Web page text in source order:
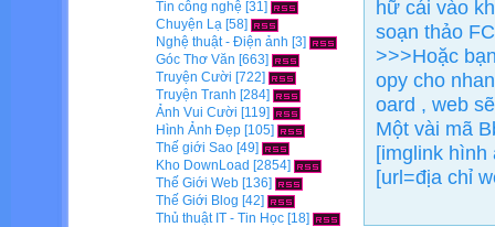
hữ cái vào
soạn thảo
>>>Hoặc
opy cho
oard , web
Một vài mã
[imglink hình
[url=địa chỉ
Tin công nghệ [31]
Chuyện Lạ [58]
Nghệ thuật - Điện ảnh [3]
Góc Thơ Văn [663]
Truyện Cười [722]
Truyện Tranh [284]
Ảnh Vui Cười [119]
Hình Ảnh Đẹp [105]
Thế giới Sao [49]
Kho DownLoad [2854]
Thế Giới Web [136]
Thế Giới Blog [42]
Thủ thuật IT - Tin Học [18]